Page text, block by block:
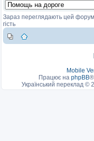
Зараз переглядають цей
гість
Mobile
Працює на phpBB®
Український переклад ©